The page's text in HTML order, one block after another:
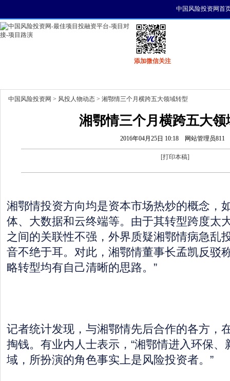
中国风险投资网首
添加微信关注
中国风险投资网 > 风投人物动态 > 湘鄂情三个月横跨五大领域转型
湘鄂情三个月横跨五大领
2016年04月25日 10:18 网站管理员811
[打印本稿]
湘鄂情投资方向均是资本市场热炒的概念，
体、大数据和云终端等。由于其转型跨度太
之间的关联性不强，外界质疑湘鄂情病急乱
音不绝于耳。对此，湘鄂情董事长孟凯反驳
略转型均有自己清晰的思路。”
记者统计发现，与湘鄂情先后合作的各方，
掏钱。有业内人士表示，“湘鄂情进入环保
域，所扮演的角色事实上是风险投资者。”